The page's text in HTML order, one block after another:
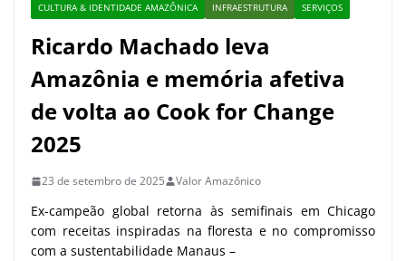
CULTURA & IDENTIDADE AMAZÔNICA INFRAESTRUTURA SERVIÇOS
Ricardo Machado leva
Amazônia e memória afetiva
de volta ao Cook for Change
2025
23 de setembro de 2025 Valor Amazônico
Ex-campeão global retorna às semifinais em Chicago
com receitas inspiradas na floresta e no compromisso
com a sustentabilidade Manaus –